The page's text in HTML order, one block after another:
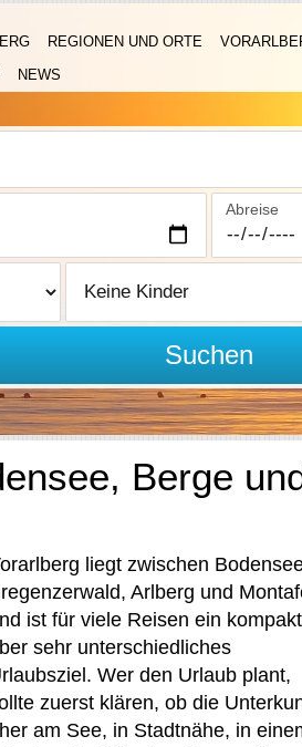
REGIONEN UND ORTE
NEWS
Abreise
Suchen
Berge
liegt zwischen
Arlberg und
ist für viele Reisen ein
sehr unterschiedliches
Wer den Urlaub plant,
zuerst klären, ob die
am See, in Stadtnähe, in